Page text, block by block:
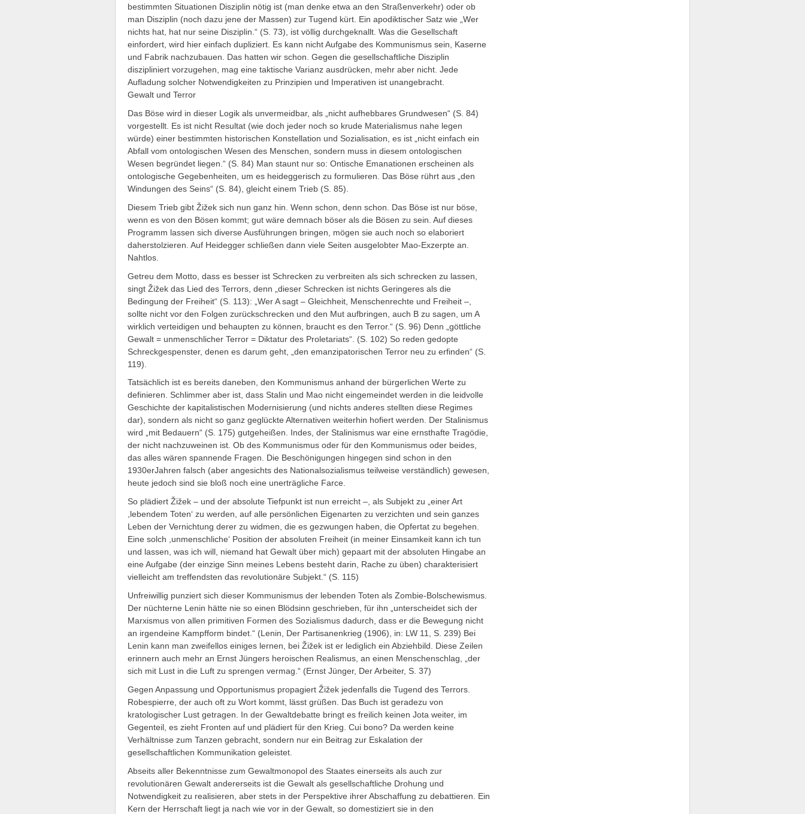
bestimmten Situationen Disziplin nötig ist (man denke etwa an den Straßenverkehr) oder ob
man Disziplin (noch dazu jene der Massen) zur Tugend kürt. Ein apodiktischer Satz wie „Wer
nichts hat, hat nur seine Disziplin.“ (S. 73), ist völlig durchgeknallt. Was die Gesellschaft
einfordert, wird hier einfach dupliziert. Es kann nicht Aufgabe des Kommunismus sein, Kaserne
und Fabrik nachzubauen. Das hatten wir schon. Gegen die gesellschaftliche Disziplin
diszipliniert vorzugehen, mag eine taktische Varianz ausdrücken, mehr aber nicht. Jede
Aufladung solcher Notwendigkeiten zu Prinzipien und Imperativen ist unangebracht.
Gewalt und Terror
Das Böse wird in dieser Logik als unvermeidbar, als „nicht aufhebbares Grundwesen“ (S. 84)
vorgestellt. Es ist nicht Resultat (wie doch jeder noch so krude Materialismus nahe legen
würde) einer bestimmten historischen Konstellation und Sozialisation, es ist „nicht einfach ein
Abfall vom ontologischen Wesen des Menschen, sondern muss in diesem ontologischen
Wesen begründet liegen.“ (S. 84) Man staunt nur so: Ontische Emanationen erscheinen als
ontologische Gegebenheiten, um es heideggerisch zu formulieren. Das Böse rührt aus „den
Windungen des Seins“ (S. 84), gleicht einem Trieb (S. 85).
Diesem Trieb gibt Žižek sich nun ganz hin. Wenn schon, denn schon. Das Böse ist nur böse,
wenn es von den Bösen kommt; gut wäre demnach böser als die Bösen zu sein. Auf dieses
Programm lassen sich diverse Ausführungen bringen, mögen sie auch noch so elaboriert
daherstolzieren. Auf Heidegger schließen dann viele Seiten ausgelobter Mao-Exzerpte an.
Nahtlos.
Getreu dem Motto, dass es besser ist Schrecken zu verbreiten als sich schrecken zu lassen,
singt Žižek das Lied des Terrors, denn „dieser Schrecken ist nichts Geringeres als die
Bedingung der Freiheit“ (S. 113): „Wer A sagt – Gleichheit, Menschenrechte und Freiheit –,
sollte nicht vor den Folgen zurückschrecken und den Mut aufbringen, auch B zu sagen, um A
wirklich verteidigen und behaupten zu können, braucht es den Terror.“ (S. 96) Denn „göttliche
Gewalt = unmenschlicher Terror = Diktatur des Proletariats“. (S. 102) So reden gedopte
Schreckgespenster, denen es darum geht, „den emanzipatorischen Terror neu zu erfinden“ (S.
119).
Tatsächlich ist es bereits daneben, den Kommunismus anhand der bürgerlichen Werte zu
definieren. Schlimmer aber ist, dass Stalin und Mao nicht eingemeindet werden in die leidvolle
Geschichte der kapitalistischen Modernisierung (und nichts anderes stellten diese Regimes
dar), sondern als nicht so ganz geglückte Alternativen weiterhin hofiert werden. Der Stalinismus
wird „mit Bedauern“ (S. 175) gutgeheißen. Indes, der Stalinismus war eine ernsthafte Tragödie,
der nicht nachzuweinen ist. Ob des Kommunismus oder für den Kommunismus oder beides,
das alles wären spannende Fragen. Die Beschönigungen hingegen sind schon in den
1930erJahren falsch (aber angesichts des Nationalsozialismus teilweise verständlich) gewesen,
heute jedoch sind sie bloß noch eine unerträgliche Farce.
So plädiert Žižek – und der absolute Tiefpunkt ist nun erreicht –, als Subjekt zu „einer Art
,lebendem Toten‘ zu werden, auf alle persönlichen Eigenarten zu verzichten und sein ganzes
Leben der Vernichtung derer zu widmen, die es gezwungen haben, die Opfertat zu begehen.
Eine solch ,unmenschliche‘ Position der absoluten Freiheit (in meiner Einsamkeit kann ich tun
und lassen, was ich will, niemand hat Gewalt über mich) gepaart mit der absoluten Hingabe an
eine Aufgabe (der einzige Sinn meines Lebens besteht darin, Rache zu üben) charakterisiert
vielleicht am treffendsten das revolutionäre Subjekt.“ (S. 115)
Unfreiwillig punziert sich dieser Kommunismus der lebenden Toten als Zombie-Bolschewismus.
Der nüchterne Lenin hätte nie so einen Blödsinn geschrieben, für ihn „unterscheidet sich der
Marxismus von allen primitiven Formen des Sozialismus dadurch, dass er die Bewegung nicht
an irgendeine Kampfform bindet.“ (Lenin, Der Partisanenkrieg (1906), in: LW 11, S. 239) Bei
Lenin kann man zweifellos einiges lernen, bei Žižek ist er lediglich ein Abziehbild. Diese Zeilen
erinnern auch mehr an Ernst Jüngers heroischen Realismus, an einen Menschenschlag, „der
sich mit Lust in die Luft zu sprengen vermag.“ (Ernst Jünger, Der Arbeiter, S. 37)
Gegen Anpassung und Opportunismus propagiert Žižek jedenfalls die Tugend des Terrors.
Robespierre, der auch oft zu Wort kommt, lässt grüßen. Das Buch ist geradezu von
kratologischer Lust getragen. In der Gewaltdebatte bringt es freilich keinen Jota weiter, im
Gegenteil, es zieht Fronten auf und plädiert für den Krieg. Cui bono? Da werden keine
Verhältnisse zum Tanzen gebracht, sondern nur ein Beitrag zur Eskalation der
gesellschaftlichen Kommunikation geleistet.
Abseits aller Bekenntnisse zum Gewaltmonopol des Staates einerseits als auch zur
revolutionären Gewalt andererseits ist die Gewalt als gesellschaftliche Drohung und
Notwendigkeit zu realisieren, aber stets in der Perspektive ihrer Abschaffung zu debattieren. Ein
Kern der Herrschaft liegt ja nach wie vor in der Gewalt, so domestiziert sie in den